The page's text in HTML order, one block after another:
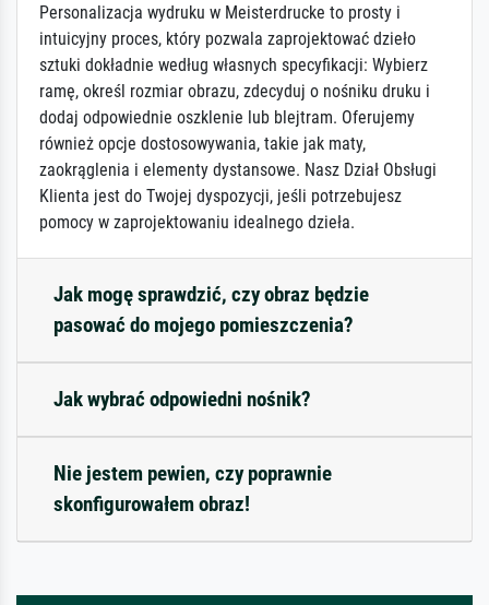
Personalizacja wydruku w Meisterdrucke to prosty i
intuicyjny proces, który pozwala zaprojektować dzieło
sztuki dokładnie według własnych specyfikacji: Wybierz
ramę, określ rozmiar obrazu, zdecyduj o nośniku druku i
dodaj odpowiednie oszklenie lub blejtram. Oferujemy
również opcje dostosowywania, takie jak maty,
zaokrąglenia i elementy dystansowe. Nasz Dział Obsługi
Klienta jest do Twojej dyspozycji, jeśli potrzebujesz
pomocy w zaprojektowaniu idealnego dzieła.
Jak mogę sprawdzić, czy obraz będzie
pasować do mojego pomieszczenia?
Jak wybrać odpowiedni nośnik?
Nie jestem pewien, czy poprawnie
skonfigurowałem obraz!